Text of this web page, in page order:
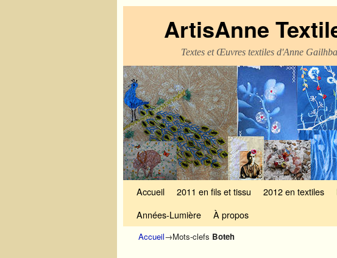
ArtisAnne
Textes et Œuvres textiles d'Anne
Accueil 2011 en fils et tissu 2012 en textiles
Années-Lumière
À propos
Accueil→Mots-clefs Boteh